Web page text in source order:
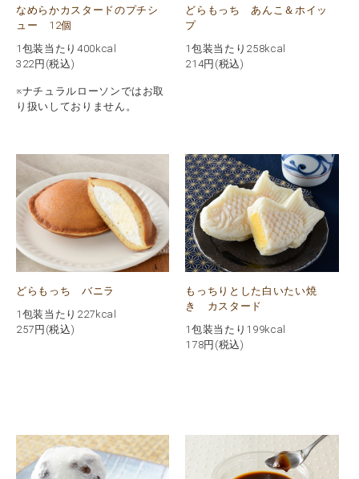
なめらかカスタードのプチシ
ュー 12個
1包装当たり400kcal
322 円(税込)
※ナチュラルローソンではお取
り扱いしておりません。
どらもっち あんこ＆ホイッ
プ
1包装当たり258kcal
214円(税込)
どらもっち バニラ
1包装当たり227kcal
257 円(税込)
もっちりとした白いたい焼
き カスタード
1包装当たり199kcal
178円(税込)